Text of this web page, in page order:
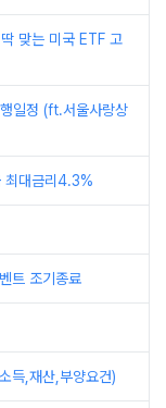
맞는 미국 ETF 고
일정 (ft.서울사랑상
최대금리4.3%
트 조기종료
득,재산,부양요건)